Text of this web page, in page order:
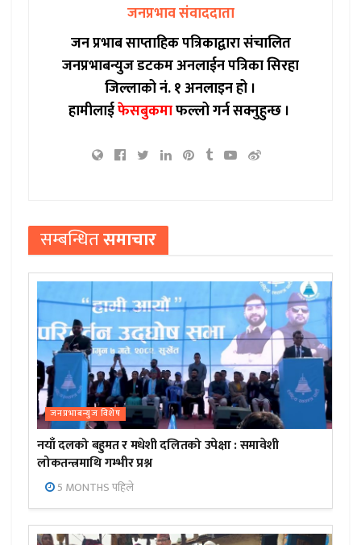
जनप्रभाव संवाददाता
जन प्रभाब साप्ताहिक पत्रिकाद्वारा संचालित
जनप्रभाबन्युज डटकम अनलाईन पत्रिका सिरहा
जिल्लाको नं. १ अनलाइन हो ।
हामीलाईफेसबुकमाफल्लो गर्न सक्नुहुन्छ ।
सम्बन्धितसमाचार
जनप्रभाबन्युज विशेष
नयाँ दलको बहुमत र मधेशी दलितको उपेक्षा : समावेशी
लोकतन्त्रमाथि गम्भीर प्रश्न
5 MONTHS पहिले